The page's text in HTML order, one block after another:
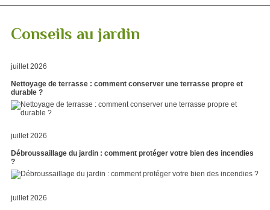
Conseils au jardin
juillet 2026
Nettoyage de terrasse : comment conserver une terrasse propre et
durable ?
juillet 2026
Débroussaillage du jardin : comment protéger votre bien des incendies
?
juillet 2026